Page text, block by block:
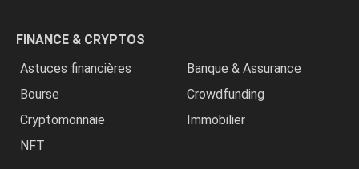
FINANCE & CRYPTOS
Astuces financières
Banque & Assurance
Bourse
Crowdfunding
Cryptomonnaie
Immobilier
NFT